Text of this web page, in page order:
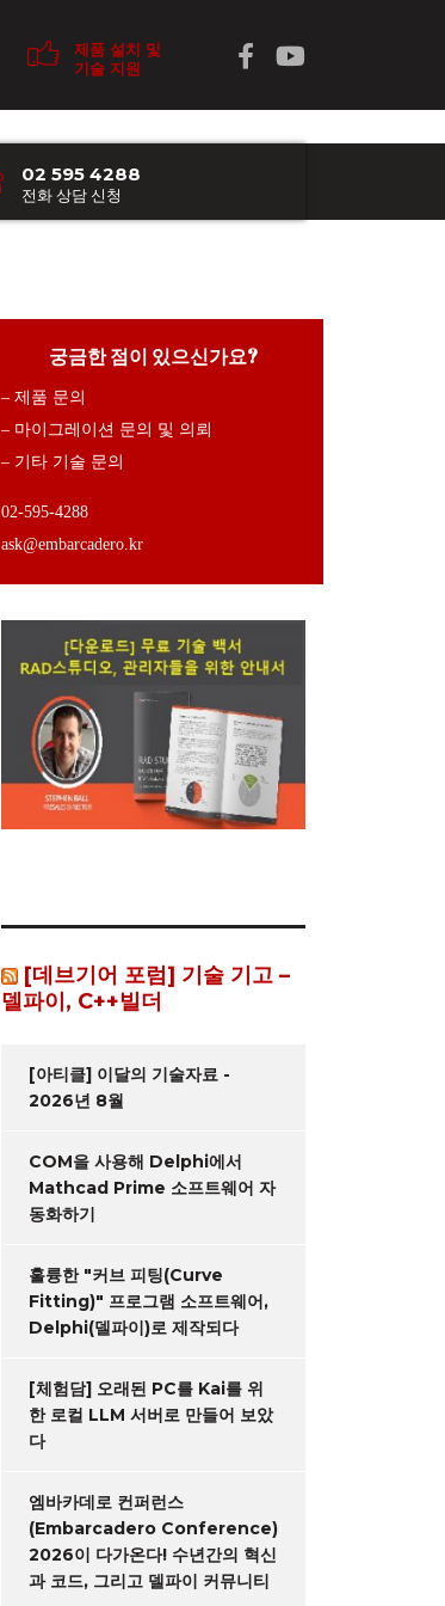
제품 설치 및
기술 지원
02 595 4288
전화 상담 신청
궁금한 점이 있으신가요?
– 제품 문의
– 마이그레이션 문의 및 의뢰
– 기타 기술 문의
02-595-4288
ask@embarcadero.kr
[데브기어 포럼] 기술 기고 –
델파이, C++빌더
[아티클] 이달의 기술자료 -
2026년 8월
COM을 사용해 Delphi에서
Mathcad Prime 소프트웨어 자
동화하기
훌륭한 "커브 피팅(Curve
Fitting)" 프로그램 소프트웨어,
Delphi(델파이)로 제작되다
[체험담] 오래된 PC를 Kai를 위
한 로컬 LLM 서버로 만들어 보았
다
엠바카데로 컨퍼런스
(Embarcadero Conference)
2026이 다가온다! 수년간의 혁신
과 코드, 그리고 델파이 커뮤니티